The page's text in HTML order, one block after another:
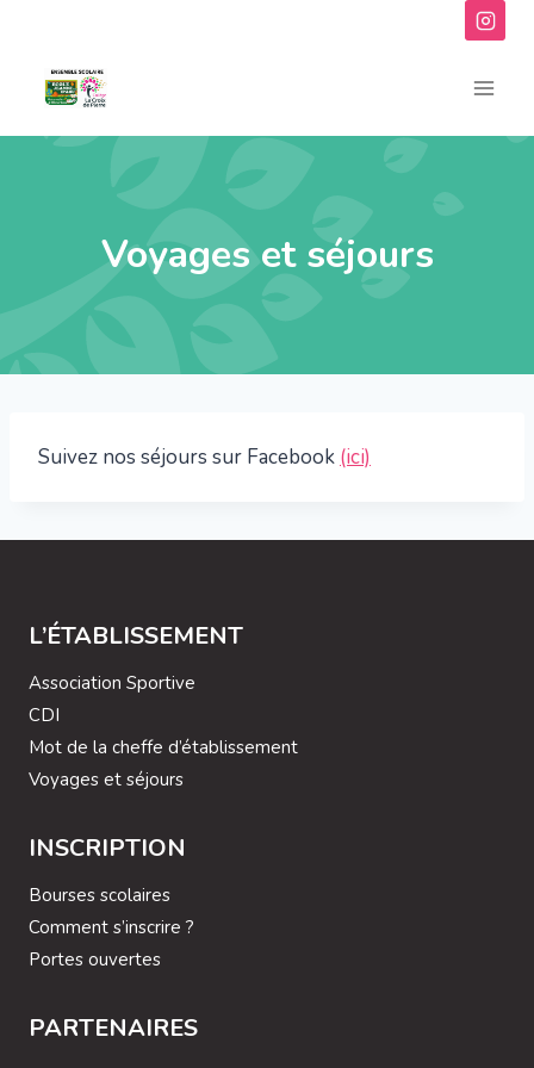
contenu
Voyages et séjours
Suivez nos séjours sur Facebook (ici)
L’ÉTABLISSEMENT
Association Sportive
CDI
Mot de la cheffe d’établissement
Voyages et séjours
INSCRIPTION
Bourses scolaires
Comment s’inscrire ?
Portes ouvertes
PARTENAIRES